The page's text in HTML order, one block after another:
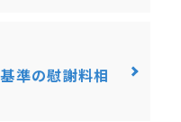
準の慰謝料相